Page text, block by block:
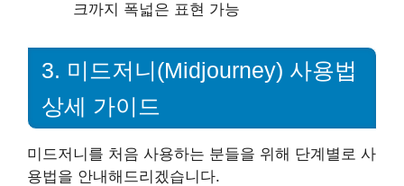
크까지 폭넓은 표현 가능
3. 미드저니(Midjourney) 사용법
상세 가이드
미드저니를 처음 사용하는 분들을 위해 단계별로 사
용법을 안내해드리겠습니다.